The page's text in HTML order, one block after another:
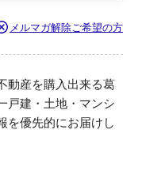
メルマガ解除ご希望の方
動産を購入出来る葛
戸建・土地・マンシ
を優先的にお届けし